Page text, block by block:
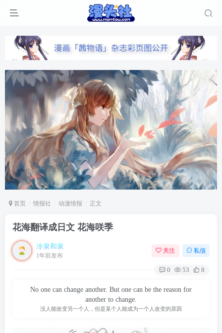
首页 情报社 动漫情报 正文
花海翻译成日文 花海咲季
冷泉和泉
1年前发布
关注 私信
0 53 8
No one can change another. But one can be the reason for
another to change.
没人能改变另一个人，但是某个人能成为一个人改变的原因